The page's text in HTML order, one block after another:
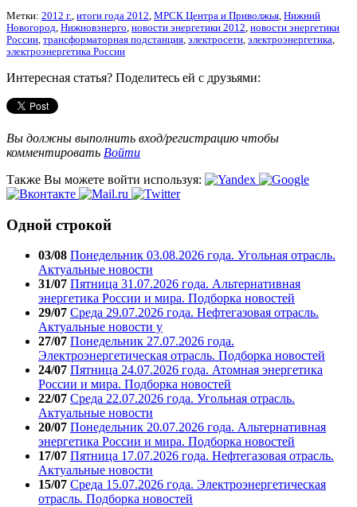
Метки: 2012 г., итоги года 2012, МРСК Центра и Приволжья, Нижний
Новогород, Нижновэнерго, новости энергетики 2012, новости энергетики
России, трансформаторная подстанция, электросети, электроэнергетика,
электроэнергетика России
Интересная статья? Поделитесь ей с друзьями:
Вы должны выполнить вход/регистрацию чтобы
комментировать Войти
Также Вы можете войти используя:
Одной строкой
03/08 Понедельник 03.08.2026 года. Угольная отрасль.
Актуальные новости
31/07 Пятница 31.07.2026 года. Альтернативная
энергетика России и мира. Подборка новостей
29/07 Среда 29.07.2026 года. Нефтегазовая отрасль.
Актуальные новости у
27/07 Понедельник 27.07.2026 года.
Электроэнергетическая отрасль. Подборка новостей
24/07 Пятница 24.07.2026 года. Атомная энергетика
России и мира. Подборка новостей
22/07 Среда 22.07.2026 года. Угольная отрасль.
Актуальные новости
20/07 Понедельник 20.07.2026 года. Альтернативная
энергетика России и мира. Подборка новостей
17/07 Пятница 17.07.2026 года. Нефтегазовая отрасль.
Актуальные новости
15/07 Среда 15.07.2026 года. Электроэнергетическая
отрасль. Подборка новостей